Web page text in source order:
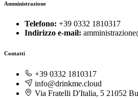
Amministrazione
Telefono: +39 0332 1810317
Indirizzo e-mail:
Contatti
+39 0332 1810317
info@drinkme.cloud
Via Fratelli D'Italia, 5 21052